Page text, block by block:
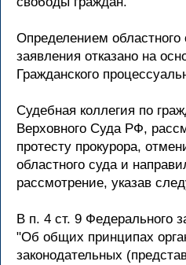
Определением областного
заявления отказано на
Гражданского
Судебная коллегия по
Верховного Суда РФ,
протесту прокурора,
областного суда и
рассмотрение, указав
В п. 4 ст. 9 Федерального
"Об общих принципах
законодательных